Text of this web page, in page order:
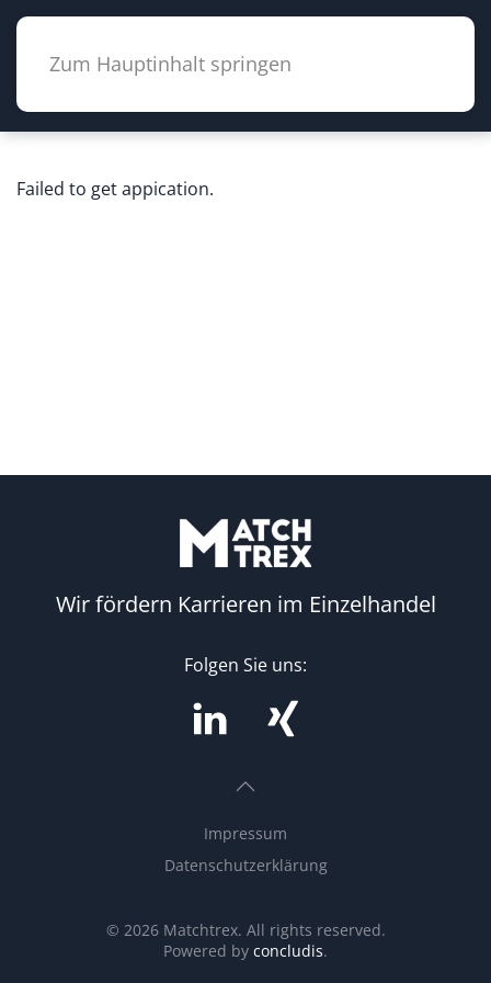
Zum Hauptinhalt springen
Failed to get appication.
Wir fördern Karrieren im Einzelhandel
Folgen Sie uns:
Impressum
Datenschutzerklärung
© 2026Matchtrex. All rights reserved.
Powered by concludis.